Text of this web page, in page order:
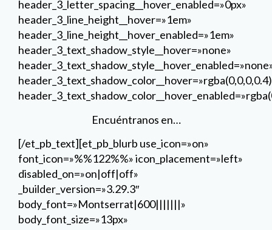
[/et_pb_text][et_pb_blurb use_icon=»on»
font_icon=»%%122%%» icon_placement=»left»
disabled_on=»on|off|off»
_builder_version=»3.29.3″
body_font=»Montserrat|600|||||||»
body_font_size=»13px»
custom_margin=»||5%» global_module=»29059″
saved_tabs=»all» locked=»off»]
Camino de Ardanaz 2 (C. C. Octógono)
[/et_pb_blurb][et_pb_blurb use_icon=»on»
font_icon=»%%104%%» icon_placement=»left»
disabled_on=»on|off|off»